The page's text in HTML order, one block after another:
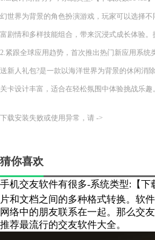
幻世界为背景的角色扮演游戏，玩家可以选择
富剧情和多样技能组合，带来沉浸式成长体验。
2.紧跟全球应用趋势，首次推出热门新应用系统
送新人礼包?是一款以海洋世界为背景的休闲消
关卡设计丰富，适合在轻松氛围中体验挑战乐趣
下载安装失败或使用异常，请 ->
猜你喜欢
手机交友软件有很多-系统类型:【下
片和文档之间的多种格式转换。软
网络中的朋友联系在一起。那么交
推荐最流行的交友软件大全。